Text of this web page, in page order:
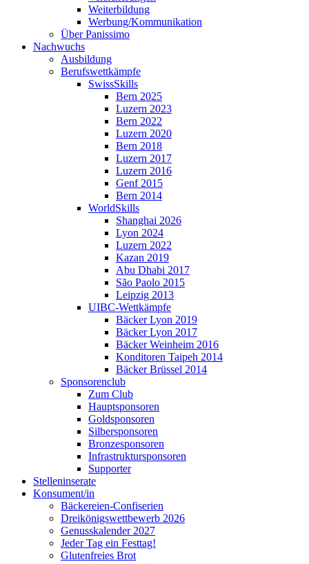
Weiterbildung
Werbung/Kommunikation
Über Panissimo
Nachwuchs
Ausbildung
Berufswettkämpfe
SwissSkills
Bern 2025
Luzern 2023
Bern 2022
Luzern 2020
Bern 2018
Luzern 2017
Luzern 2016
Genf 2015
Bern 2014
WorldSkills
Shanghai 2026
Lyon 2024
Luzern 2022
Kazan 2019
Abu Dhabi 2017
São Paolo 2015
Leipzig 2013
UIBC-Wettkämpfe
Bäcker Lyon 2019
Bäcker Lyon 2017
Bäcker Weinheim 2016
Konditoren Taipeh 2014
Bäcker Brüssel 2014
Sponsorenclub
Zum Club
Hauptsponsoren
Goldsponsoren
Silbersponsoren
Bronzesponsoren
Infrastruktursponsoren
Supporter
Stelleninserate
Konsument/in
Bäckereien-Confiserien
Dreikönigswettbewerb 2026
Genusskalender 2027
Jeder Tag ein Festtag!
Glutenfreies Brot